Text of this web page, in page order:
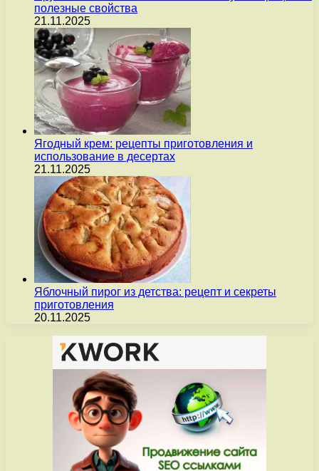
полезные свойства
21.11.2025
Ягодный крем: рецепты приготовления и
использование в десертах
21.11.2025
Яблочный пирог из детства: рецепт и секреты
приготовления
20.11.2025